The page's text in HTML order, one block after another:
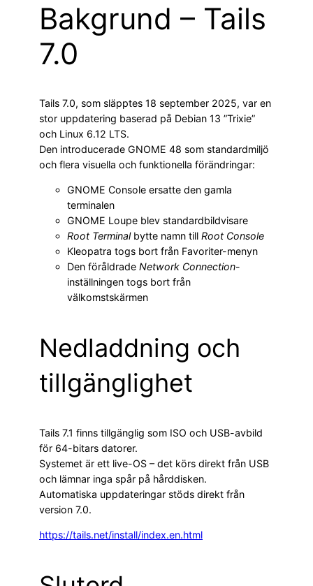
Bakgrund – Tails
7.0
Tails 7.0, som släpptes 18 september 2025, var en
stor uppdatering baserad på Debian 13 ”Trixie”
och Linux 6.12 LTS.
Den introducerade GNOME 48 som standardmiljö
och flera visuella och funktionella förändringar:
GNOME Console ersatte den gamla
terminalen
GNOME Loupe blev standardbildvisare
Root Terminalbytte namn till Root Console
Kleopatra togs bort från Favoriter-menyn
Den föråldrade Network Connection-
inställningen togs bort från
välkomstskärmen
Nedladdning och
tillgänglighet
Tails 7.1 finns tillgänglig som ISO och USB-avbild
för 64-bitars datorer.
Systemet är ett live-OS – det körs direkt från USB
och lämnar inga spår på hårddisken.
Automatiska uppdateringar stöds direkt från
version 7.0.
https://tails.net/install/index.en.html